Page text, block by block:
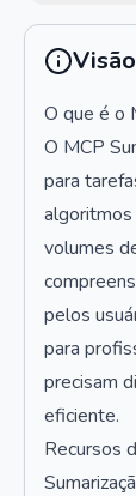
O que é o
O MCP
para
algoritmos
volumes
pelos
para
precisam
eficiente.
Recursos